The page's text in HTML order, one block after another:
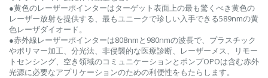
●黄色のレーザーポインターはターゲット表面上の最も驚くべき黄色の
レーザー放射を提供する、最もユニークで珍しい入手できる589nmの黄
色レーザダイオード。
●赤外線レーザーポインターは808nmと980nmの波長で、プラスチック
やポリマー加工、分光法、非侵襲的な医療診断、レーザーメス、リモー
トセンシング、空き領域のコミュニケーションとポンプOPOは含む赤外
光源に必要なアプリケーションのための利便性をもたらします。